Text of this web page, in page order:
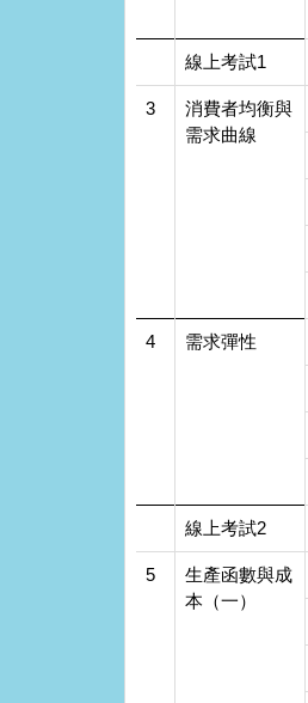
線上考試1
3
消費者均衡與
需求曲線
4 需求彈性
線上考試2
5
生產函數與成
本（一）